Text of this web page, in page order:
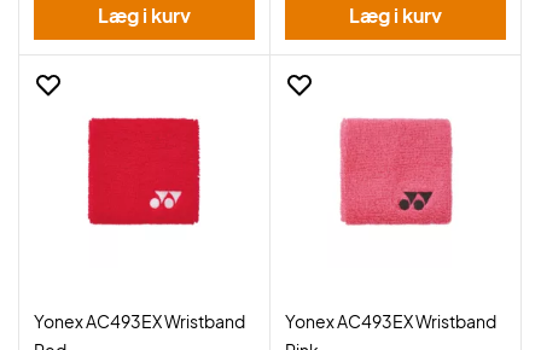
Læg i kurv Læg i kurv
Yonex AC493EX Wristband
Yonex AC493EX Wristband